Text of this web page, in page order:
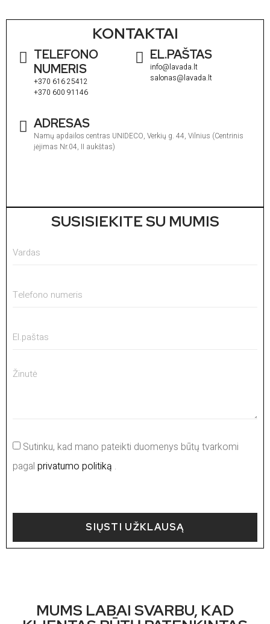
KONTAKTAI
TELEFONO
NUMERIS
+370 616 25412
+370 600 91146
EL.PAŠTAS
info@lavada.lt
salonas@lavada.lt
ADRESAS
Namų apdailos centras UNIDECO, Verkių g. 44, Vilnius (Centrinis
įėjimas Nr.04, II aukštas)
SUSISIEKITE SU MUMIS
Sutinku, kad mano pateikti duomenys būtų tvarkomi
pagal privatumo politiką .
SIŲSTI UŽKLAUSĄ
MUMS LABAI SVARBU, KAD